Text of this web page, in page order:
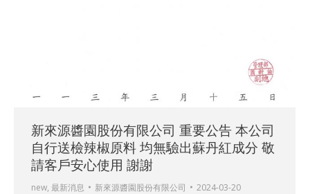
新來源醬園股份有限公司 重要公告 本公司
自行送檢辣椒原料 均無驗出蘇丹紅成分 敬
請客戶安心使用 謝謝
new, 最新消息 新來源醬園股份有限公司 2024-03-20